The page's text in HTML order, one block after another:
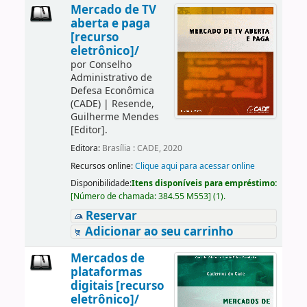
Mercado de TV
aberta e paga
[recurso
eletrônico]/
por Conselho
Administrativo de
Defesa Econômica
(CADE)| Resende,
Guilherme Mendes
[Editor].
Editora: Brasília : CADE, 2020
Recursos online:Clique aqui para acessar online
Disponibilidade:Itens disponíveis para empréstimo:
[Número de chamada:384.55 M553] (1).
Reservar
Adicionar ao seu carrinho
Mercados de
plataformas
digitais [recurso
eletrônico]/